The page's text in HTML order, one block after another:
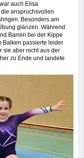
auch Elisa
anspruchsvollen
Besonders am
glänzen. Während
Barren bei der Kippe
Balken passierte leider
sie aber nicht aus der
zu Ende und landete